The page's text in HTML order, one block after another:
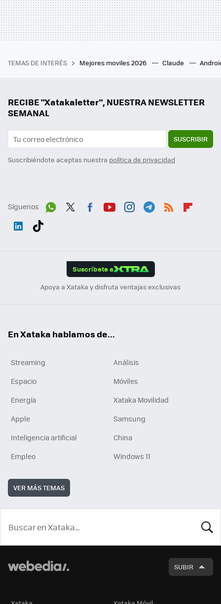
TEMAS DE INTERÉS Mejores moviles 2026 Claude
RECIBE "Xatakaletter", NUESTRA NEWSLETTER
SEMANAL
SUSCRIBIR
Suscribiéndote aceptas nuestra política de privacidad
Síguenos
Suscríbete a
Apoya a Xataka y disfruta ventajas exclusivas
En Xataka hablamos de...
Streaming
Análisis
Espacio
Móviles
Energía
Xataka Movilidad
Apple
Samsung
Inteligencia artificial
China
Empleo
Windows 11
VER MÁS TEMAS
SUBIR